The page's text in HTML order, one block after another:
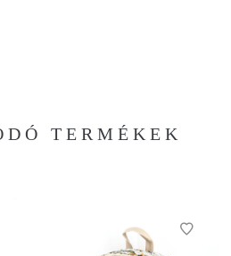
TERMÉKEK